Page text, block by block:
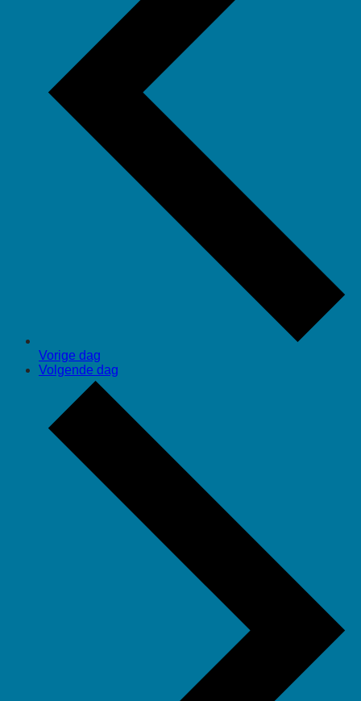
Vorige dag
Volgende dag